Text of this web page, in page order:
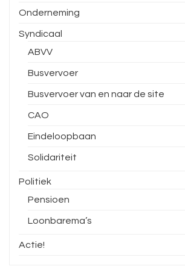
Onderneming
Syndicaal
ABVV
Busvervoer
Busvervoer van en naar de site
CAO
Eindeloopbaan
Solidariteit
Politiek
Pensioen
Loonbarema’s
Actie!